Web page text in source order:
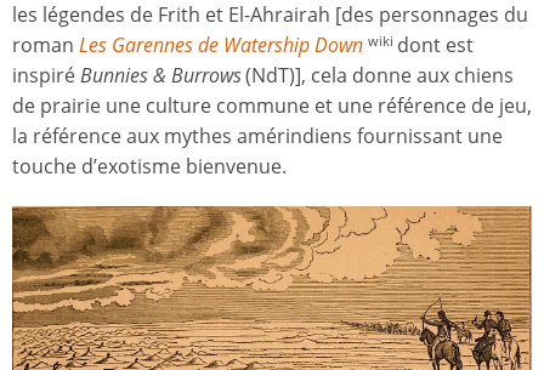
les légendes de Frith et El-Ahrairah [des personnages du
roman Les Garennes de Watership Down wiki dont est
inspiréBunnies & Burrows(NdT)], cela donne aux chiens
de prairie une culture commune et une référence de jeu,
la référence aux mythes amérindiens fournissant une
touche d’exotisme bienvenue.